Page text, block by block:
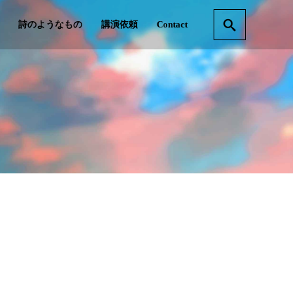
詩のようなもの 講演依頼 Contact